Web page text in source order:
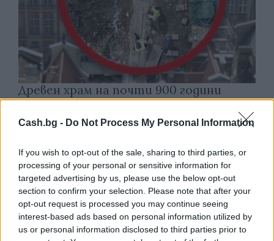
Cash.bg - Do Not Process My Personal Information
If you wish to opt-out of the sale, sharing to third parties, or
processing of your personal or sensitive information for
targeted advertising by us, please use the below opt-out
section to confirm your selection. Please note that after your
opt-out request is processed you may continue seeing
interest-based ads based on personal information utilized by
us or personal information disclosed to third parties prior to
Древен храм на почти 900 години
откриха под кафене за сладолед в
Полша